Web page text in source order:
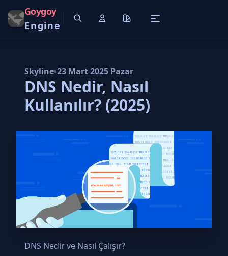
Goygoy
Engine
Skyline•23 Mart 2025 Pazar
DNS Nedir, Nasıl
Kullanılır? (2025)
DNS Nedir ve Nasıl Çalışır?